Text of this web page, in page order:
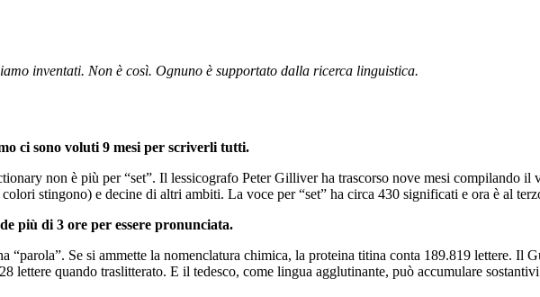
inventati. Non è così. Ognuno è supportato dalla ricerca linguistica.
ci sono voluti 9 mesi per scriverli tutti.
non è più per “set”. Il lessicografo Peter Gilliver ha trascorso nove mesi compilando il
stingono) e decine di altri ambiti. La voce per “set” ha circa 430 significati e ora è al
più di 3 ore per essere pronunciata.
“parola”. Se si ammette la nomenclatura chimica, la proteina titina conta 189.819 lettere. Il
quando traslitterato. E il tedesco, come lingua agglutinante, può accumulare